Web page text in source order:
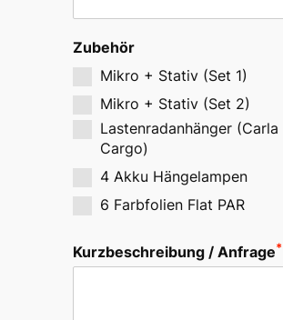
Zubehör
Mikro + Stativ (Set 1)
Mikro + Stativ (Set 2)
Lastenradanhänger (Carla
Cargo)
4 Akku Hängelampen
6 Farbfolien Flat PAR
Kurzbeschreibung / Anfrage*